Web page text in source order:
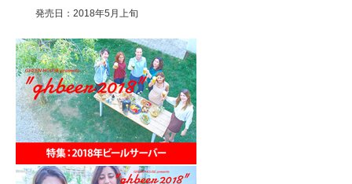
発売日：2018年5月上旬